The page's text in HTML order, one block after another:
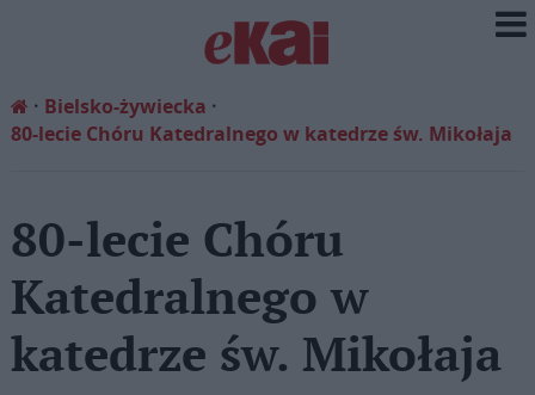
Bielsko-żywiecka
80-lecie Chóru Katedralnego w katedrze św. Mikołaja
80-lecie Chóru
Katedralnego w
katedrze św. Mikołaja